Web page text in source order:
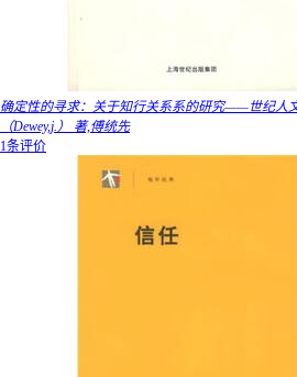
确定性的寻求：关于知行关系系的研究——世纪人
（Dewey,j.） 著,傅统先
1条评价